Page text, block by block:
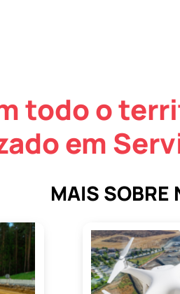
todo o
em
MAIS SOBRE